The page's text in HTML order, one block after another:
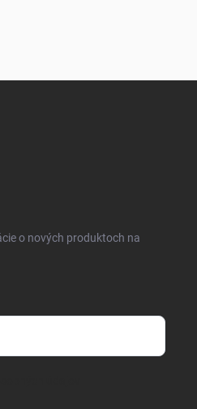
o nových produktoch na